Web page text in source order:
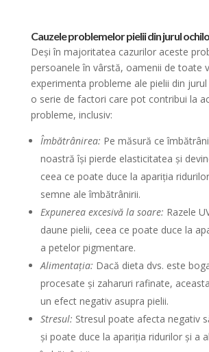
Cauzele problemelor pielii din jurul
Deși în majoritatea cazurilor aceste
persoanele în vârstă, oamenii de toate
experimenta probleme ale pielii din
o serie de factori care pot contribui la
probleme, inclusiv:
Îmbătrânirea: Pe măsură ce
noastră își pierde elasticitatea și
ceea ce poate duce la apariția
semne ale îmbătrânirii.
Expunerea excesivă la soare: Razele
daune pielii, ceea ce poate duce la
a petelor pigmentare.
Alimentația: Dacă dieta dvs. este
procesate și zaharuri rafinate,
un efect negativ asupra pielii.
Stresul: Stresul poate afecta negativ
și poate duce la apariția ridurilor și a